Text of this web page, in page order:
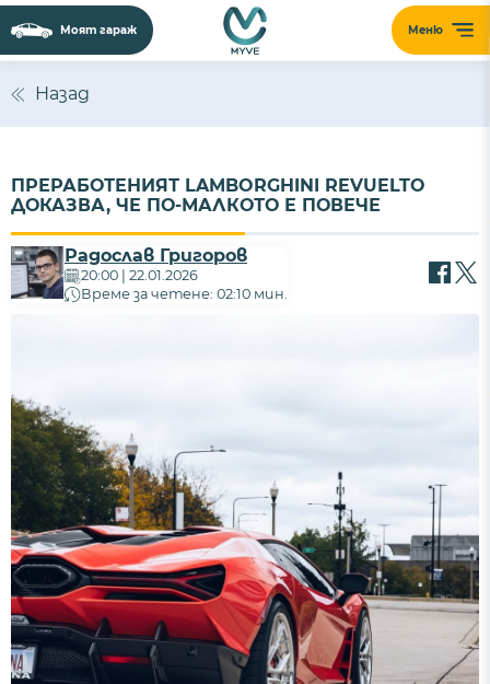
Меню
Моят гараж
Назад
ПРЕРАБОТЕНИЯТ LAMBORGHINI REVUELTO
ДОКАЗВА, ЧЕ ПО-МАЛКОТО Е ПОВЕЧЕ
Радослав Григоров
20:00 | 22.01.2026
Време за четене: 02:10 мин.